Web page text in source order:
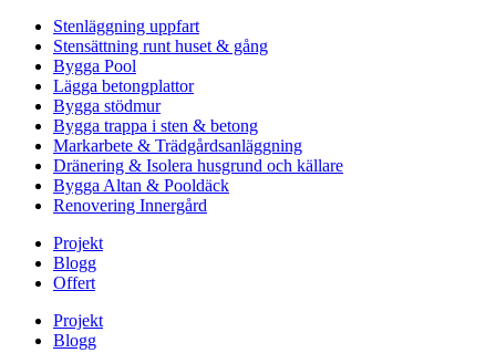
Stenläggning uppfart
Stensättning runt huset & gång
Bygga Pool
Lägga betongplattor
Bygga stödmur
Bygga trappa i sten & betong
Markarbete & Trädgårdsanläggning
Dränering & Isolera husgrund och källare
Bygga Altan & Pooldäck
Renovering Innergård
Projekt
Blogg
Offert
Projekt
Blogg